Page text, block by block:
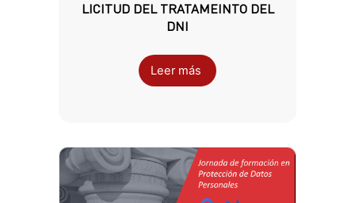
LICITUD DEL TRATAMEINTO DEL
DNI
Leer más